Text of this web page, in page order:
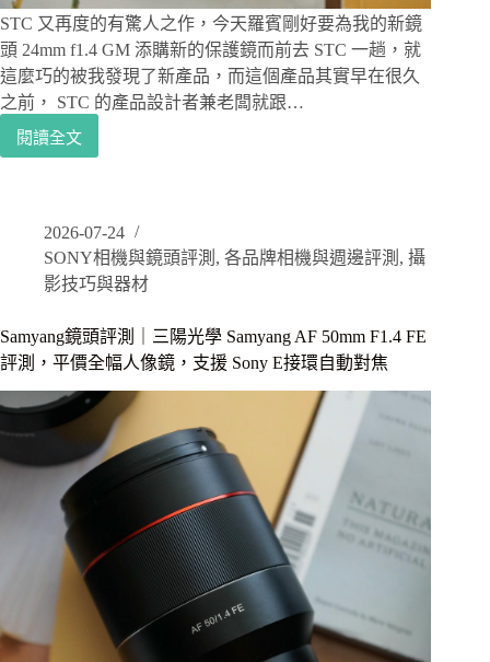
鏡
頭
好
夥
伴
STC 又再度的有驚人之作，今天羅賓剛好要為我的新鏡
頭 24mm f1.4 GM 添購新的保護鏡而前去 STC 一趟，就
這麼巧的被我發現了新產品，而這個產品其實早在很久
之前， STC 的產品設計者兼老闆就跟…
閱讀全文
SONY
邊
｜
STC
與
SONY
A7m2、
A7m3
及
更
好
的
握
手
全
2026-07-24
SONY相機與鏡頭評測 , 各品牌相機與週邊評測 , 攝
影技巧與器材
Samyang鏡頭評測｜三陽光學 Samyang AF 50mm F1.4 FE
評測，平價全幅人像鏡，支援 Sony E接環自動對焦